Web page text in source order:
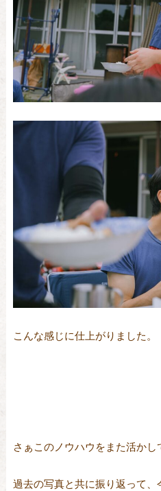
こんな感じに仕上がりました。
さぁこのノウハウをまた活かし
過去の写真と共に振り返って